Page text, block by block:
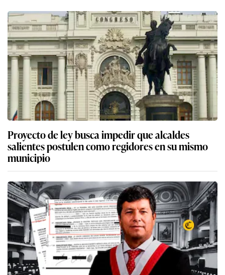
Proyecto de ley busca impedir que alcaldes
salientes postulen como regidores en su mismo
municipio